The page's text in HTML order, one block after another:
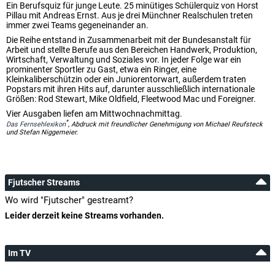
Ein Berufsquiz für junge Leute. 25 minütiges Schülerquiz von Horst
Pillau mit Andreas Ernst. Aus je drei Münchner Realschulen treten
immer zwei Teams gegeneinander an.
Die Reihe entstand in Zusammenarbeit mit der Bundesanstalt für
Arbeit und stellte Berufe aus den Bereichen Handwerk, Produktion,
Wirtschaft, Verwaltung und Soziales vor. In jeder Folge war ein
prominenter Sportler zu Gast, etwa ein Ringer, eine
Kleinkaliberschützin oder ein Juniorentorwart, außerdem traten
Popstars mit ihren Hits auf, darunter ausschließlich internationale
Größen: Rod Stewart, Mike Oldfield, Fleetwood Mac und Foreigner.
Vier Ausgaben liefen am Mittwochnachmittag.
Das Fernsehlexikon*, Abdruck mit freundlicher Genehmigung von Michael Reufsteck
und Stefan Niggemeier.
Fjutscher Streams
Wo wird "Fjutscher" gestreamt?
Leider derzeit keine Streams vorhanden.
Im TV